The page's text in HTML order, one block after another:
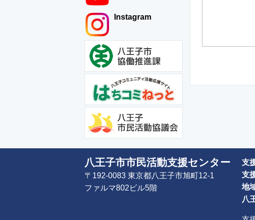
Instagram
八王子市市民活動支援センター
〒192-0083 東京都八王子市旭町12-1
ファルマ802ビル5階
支
支
地
八